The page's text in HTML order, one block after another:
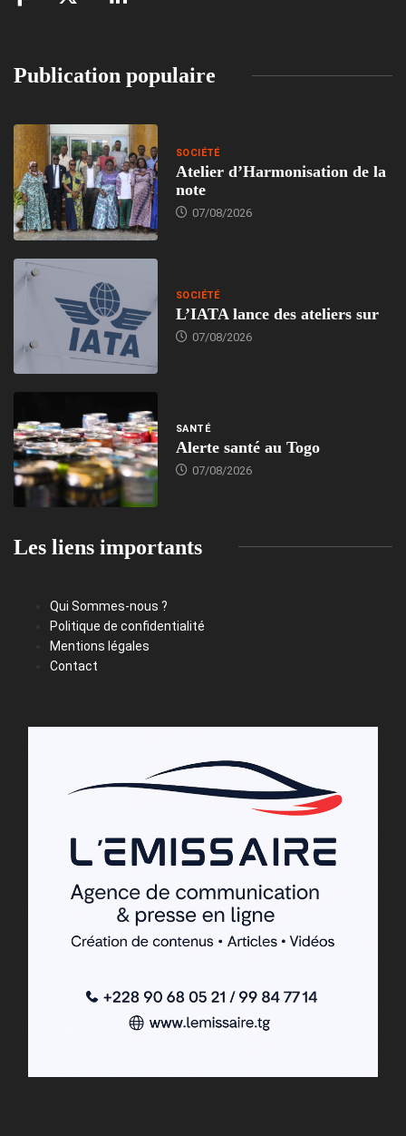
Publication populaire
SOCIÉTÉ
Atelier d’Harmonisation de la
note
07/08/2026
SOCIÉTÉ
L’IATA lance des ateliers sur
07/08/2026
SANTÉ
Alerte santé au Togo
07/08/2026
Les liens importants
Qui Sommes-nous ?
Politique de confidentialité
Mentions légales
Contact